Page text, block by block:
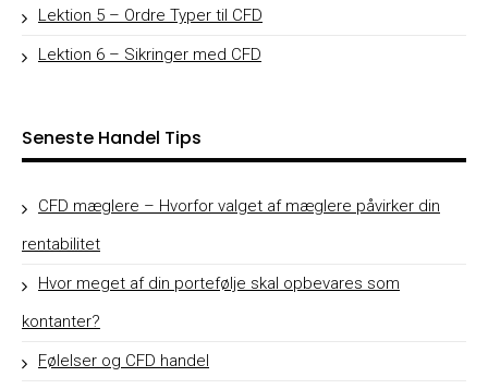
Lektion 5 – Ordre Typer til CFD
Lektion 6 – Sikringer med CFD
Seneste Handel Tips
CFD mæglere – Hvorfor valget af mæglere påvirker din
rentabilitet
Hvor meget af din portefølje skal opbevares som
kontanter?
Følelser og CFD handel